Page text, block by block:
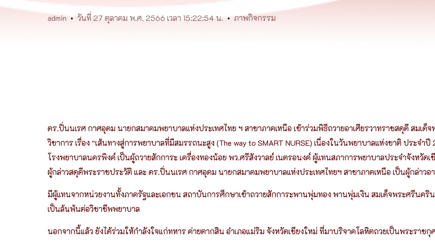
admin วันที่ 27 ตุลาคม พ.ศ. 2566 เวลา 15:22:54 น. ภาพกิจกรรม
ดร.ปิ่นนเรศ กาศอุดม นายกสมาคมพยาบาลแห่งประเทศไทย ฯ สาขาภาคเหนือ เข้าร่วมพิธีถวายอาเศียรวาทราชสดุดี สมเ
วิชาการ เรื่อง “เส้นทางสู่การพยาบาลที่มีสมรรถนะสูง (The way to SMART NURSE) เนื่องในวันพยาบาลแห่งชาติ ประจ
โรงพยาบาลนครพิงค์ เป็นผู้ถวายสักการะ เครื่องทองน้อย พว.ศรีสังวาลย์ เนตรอนงค์ ผู้แทนสภาการพยาบาลประจำจังหวั
ผู้กล่าวสดุดีพระราชประวัติ และ ดร.ปิ่นนเรศ กาศอุดม นายกสมาคมพยาบาลแห่งประเทศไทยฯ สาขาภาคเหนือ เป็นผู้กล่าวอ
มีผู้แทนจากหน่วยงานทั้งภาครัฐและเอกชน สถาบันการศึกษาเข้าถวายสักการะพานพุ่มทอง พานพุ่มเงิน สมเด็จพระศรีน
เป็นล้นพ้นต่อวิชาชีพพยาบาล
นอกจากนี้แล้ว ยังได้ร่วมให้กำลังใจแก่ทหาร ค่ายตากสิน อำเภอแม่ริม จังหวัดเชียงใหม่ ที่มาบริจาคโลหิตถวยเป็นพระราช